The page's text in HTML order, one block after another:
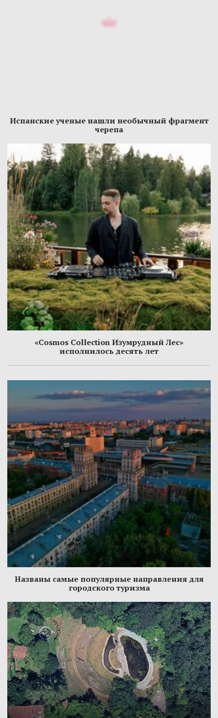
Испанские ученые нашли необычный фрагмент
черепа
«Cosmos Collection Изумрудный Лес»
исполнилось десять лет
Названы самые популярные направления для
городского туризма